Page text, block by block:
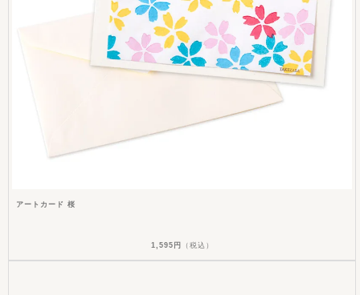
アートカード 桜
1,595円 （税込）